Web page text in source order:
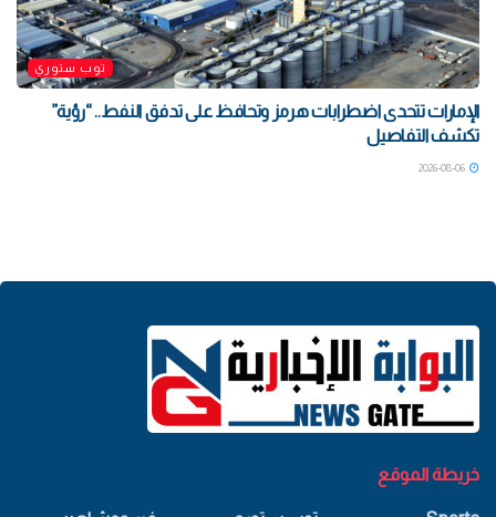
توب ستوري
الإمارات تتحدى اضطرابات هرمز وتحافظ على تدفق النفط.. “رؤية”
تكشف التفاصيل
خريطة الموقع